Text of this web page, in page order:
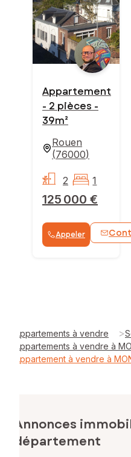
Appartement
- 2 pièces -
39m²
Rouen
(76000)
125 000 €
2 1
Appeler
Appartements à vendre >
Appartements à vendre à
Appartement à vendre à
Annonces
département